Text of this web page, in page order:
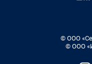
© ООО
© ООО